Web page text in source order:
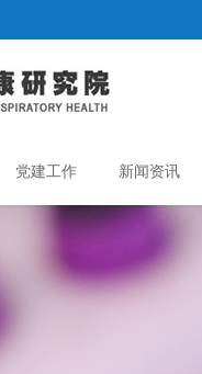
党建工作 新闻资讯